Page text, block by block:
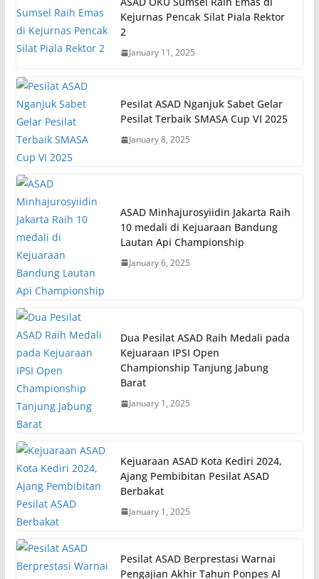
Kejurnas Pencak Silat Piala Rektor
2
January 11, 2025
Pesilat ASAD Nganjuk Sabet Gelar
Pesilat Terbaik SMASA Cup VI 2025
January 8, 2025
ASAD Minhajurosyiidin Jakarta Raih
10 medali di Kejuaraan Bandung
Lautan Api Championship
January 6, 2025
Dua Pesilat ASAD Raih Medali pada
Kejuaraan IPSI Open
Championship Tanjung Jabung
Barat
January 1, 2025
Kejuaraan ASAD Kota Kediri 2024,
Ajang Pembibitan Pesilat ASAD
Berbakat
January 1, 2025
Pesilat ASAD Berprestasi Warnai
Pengajian Akhir Tahun Ponpes Al